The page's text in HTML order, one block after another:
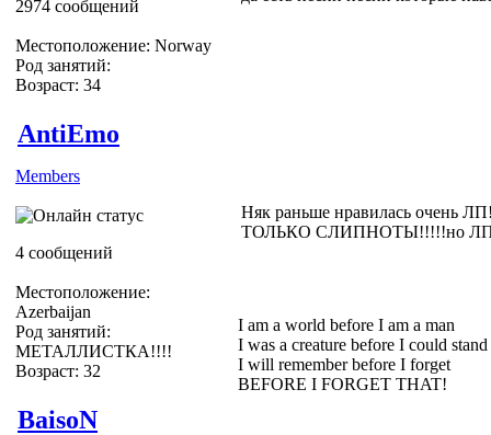
2974 сообщений
Местоположение: Norway
Род занятий:
Возраст: 34
AntiEmo
Members
4 сообщений
Местоположение:
Azerbaijan
Род занятий:
МЕТАЛЛИСТКА!!!!
Возраст: 32
Няк раньше нравилась очень
ТОЛЬКО СЛИПНОТЫ!!!!!но ЛП
I am a world before I am a man
I was a creature before I could stand
I will remember before I forget
BEFORE I FORGET THAT!
BaisoN